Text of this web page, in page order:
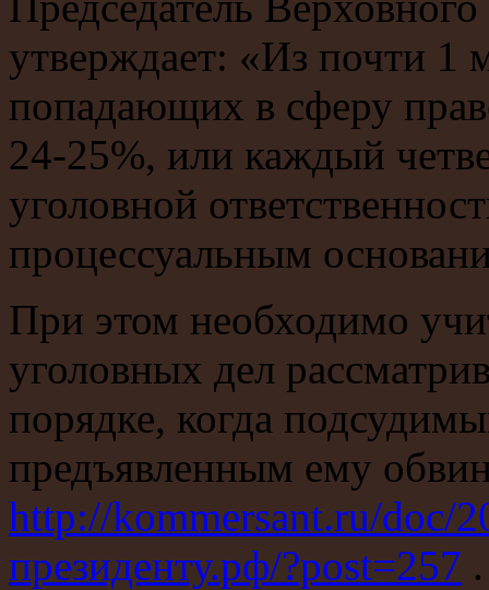
утверждает: «Из почти 1
попадающих в сферу
24-25%, или каждый
уголовной
процессуальным
При этом необходимо
уголовных дел
порядке, когда
предъявленным ему
http://kommersant.ru/doc/
президенту.рф/?post=257 .